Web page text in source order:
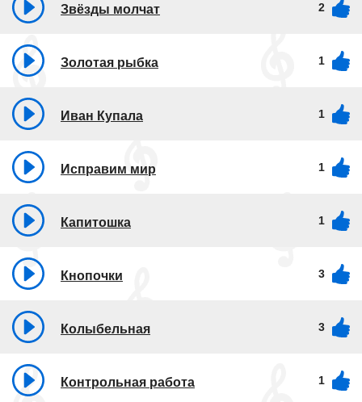
Звёзды молчат 2
Золотая рыбка 1
Иван Купала 1
Исправим мир 1
Капитошка 1
Кнопочки 3
Колыбельная 3
Контрольная работа 1